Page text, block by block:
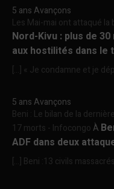
5 ans Avançons
Les Mai-mai ont attaqué
Nord-Kivu : plus de
aux hostilités dans
[…] « Je condamne et je
5 ans Avançons
Beni : Le bilan de la
17 morts - InfocongoÀ
ADF dans deux
[…] Beni :13 civils